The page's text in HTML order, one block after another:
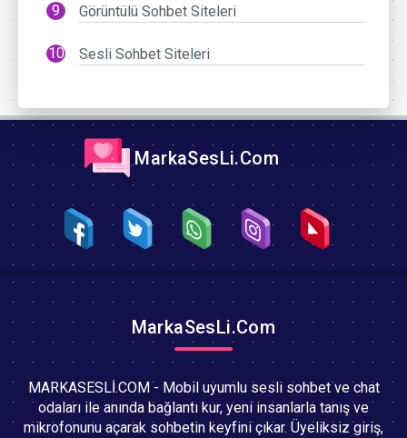
Görüntülü Sohbet Siteleri
Sesli Sohbet Siteleri
MarkaSesLi.Com
MarkaSesLi.Com
MARKASESLİ.COM - Mobil uyumlu sesli sohbet ve chat
odaları ile anında bağlantı kur, yeni insanlarla tanış ve
mikrofonunu açarak sohbetin keyfini çıkar. Üyeliksiz giriş,